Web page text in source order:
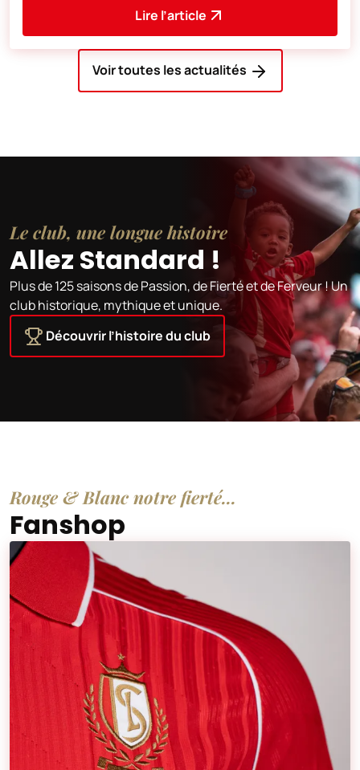
Lire l’article
Voir toutes les actualités
Le club, une longue histoire
Allez Standard !
Plus de 125 saisons de Passion, de Fierté et de Ferveur ! Un
club historique, mythique et unique.
Découvrir l’histoire du club
Rouge & Blanc notre fierté...
Fanshop